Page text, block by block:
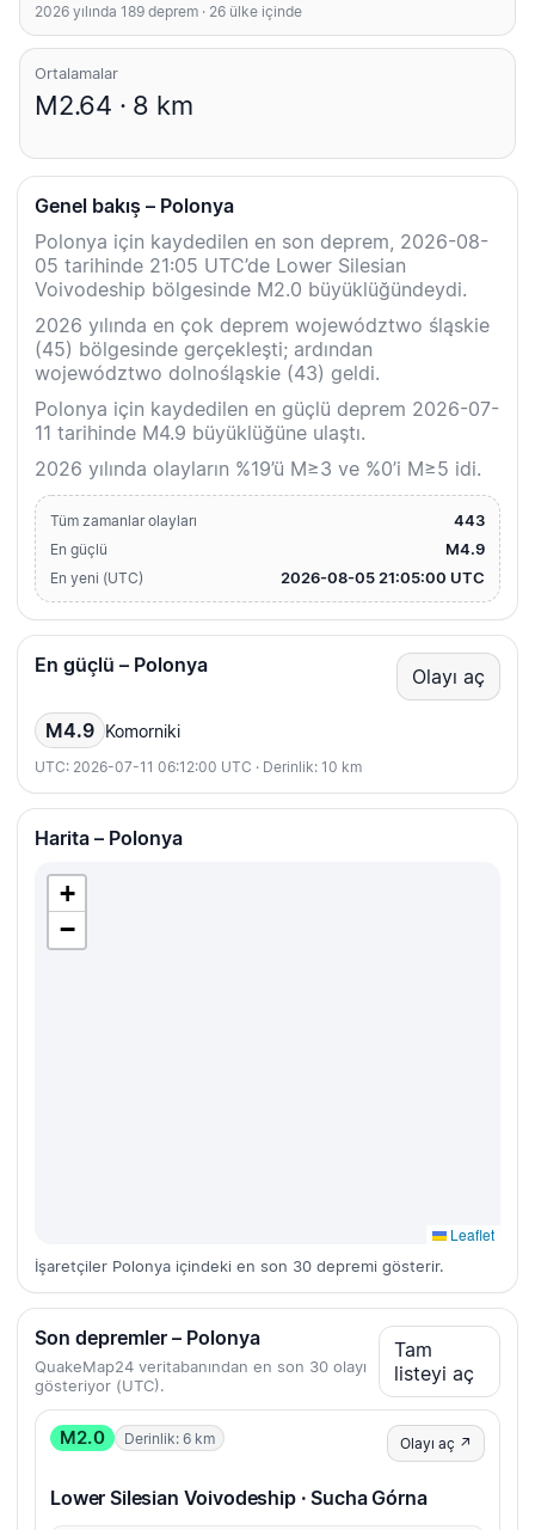
2026 yılında 189 deprem · 26 ülke içinde
Ortalamalar
M2.64 · 8 km
Genel bakış – Polonya
Polonya için kaydedilen en son deprem, 2026-08-
05 tarihinde 21:05 UTC’de Lower Silesian
Voivodeship bölgesinde M2.0 büyüklüğündeydi.
2026 yılında en çok deprem województwo śląskie
(45) bölgesinde gerçekleşti; ardından
województwo dolnośląskie (43) geldi.
Polonya için kaydedilen en güçlü deprem 2026-07-
11 tarihinde M4.9 büyüklüğüne ulaştı.
2026 yılında olayların %19’ü M≥3 ve %0’i M≥5 idi.
Tüm zamanlar olayları 443
En güçlü M4.9
En yeni (UTC) 2026-08-05 21:05:00 UTC
En güçlü – Polonya Olayı aç
M4.9 Komorniki
UTC: 2026-07-11 06:12:00 UTC · Derinlik: 10 km
Harita – Polonya
+
−
Leaflet
İşaretçiler Polonya içindeki en son 30 depremi gösterir.
Son depremler – Polonya
QuakeMap24 veritabanından en son 30 olayı
gösteriyor (UTC).
Tam
listeyi aç
M2.0 Derinlik: 6 km Olayı aç ↗
Lower Silesian Voivodeship · Sucha Górna